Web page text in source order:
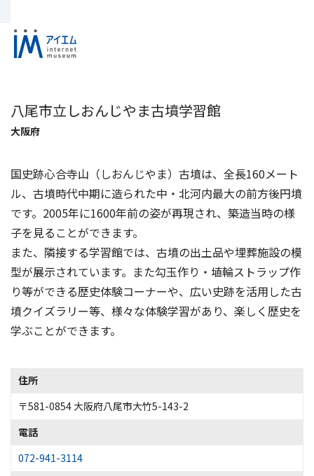
八尾市立しおんじやま古墳学習館
大阪府
国史跡心合寺山（しおんじやま）古墳は、全長160メート
ル、古墳時代中期に造られた中・北河内最大の前方後円墳
です。2005年に1600年前の姿が再現され、築造当時の様
子を見ることができます。
また、隣接する学習館では、古墳の出土品や埋葬施設の模
型が展示されています。また勾玉作り・埴輪ストラップ作
り等ができる歴史体験コーナーや、広い史跡を活用した古
墳クイズラリー等、様々な体験学習があり、楽しく歴史を
学ぶことができます。
住所
〒581-0854 大阪府八尾市大竹5-143-2
電話
072-941-3114